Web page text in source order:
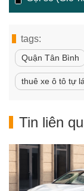
tags:
Quận Tân Bình
thuê xe ô tô tự
Tin liên